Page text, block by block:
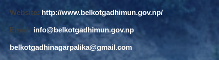
Website: http://www.belkotgadhimun.gov.np/
Email: info@belkotgadhimun.gov.np
belkotgadhinagarpalika@gmail.com